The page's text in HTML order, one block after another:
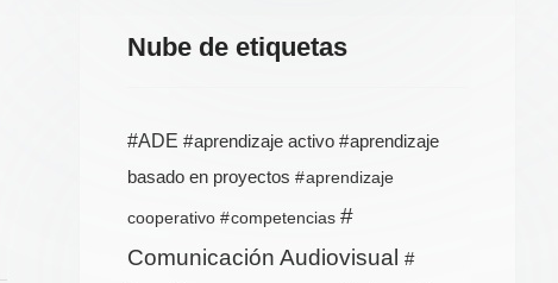
Nube de etiquetas
ADE aprendizaje activo aprendizaje
basado en proyectos
aprendizaje
cooperativo competencias
Comunicación Audiovisual